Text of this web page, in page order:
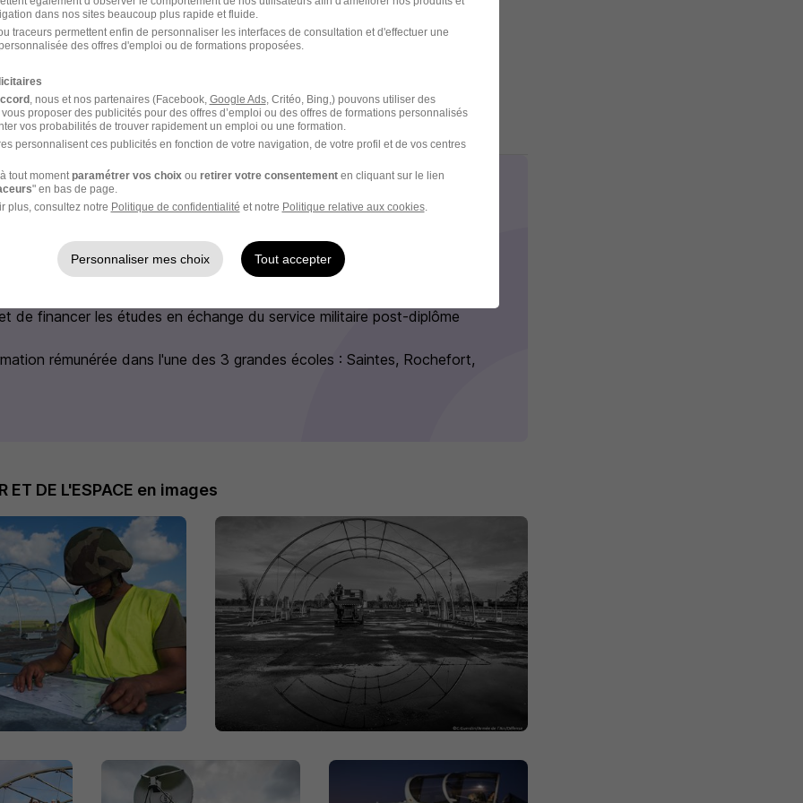
par an
sur les tarifs SNCF pour vous
votre conjoint et vos enfants
vous soyez un homme ou une femme
en tant qu’aviateur
sur base pour les nouveaux engagés
recrutement
peuvent varier selon l'offre à laquelle vous postulez.
2 ans d'études à l'école d'enseignement technique de l'AAE
de financer les études en échange du service militaire post-diplôme
rémunérée dans l'une des 3 grandes écoles : Saintes, Rochefort,
ET DE L'ESPACE en images
dans nos sites beaucoup plus rapide et fluide.
traceurs permettent enfin de personnaliser les interfaces de consultation et d'effectuer une
des offres d'emploi ou de formations proposées.
, nous et nos partenaires (Facebook, Google Ads, Critéo, Bing,) pouvons utiliser des
proposer des publicités pour des offres d’emploi ou des offres de formations personnalisés
vos probabilités de trouver rapidement un emploi ou une formation.
personnalisent ces publicités en fonction de votre navigation, de votre profil et de vos centres
tout moment paramétrer vos choix ou retirer votre consentementen cliquant sur le lien
" en bas de page.
plus, consultez notre Politique de confidentialité et notre Politique relative aux cookies.
Personnaliser mes choix Tout accepter